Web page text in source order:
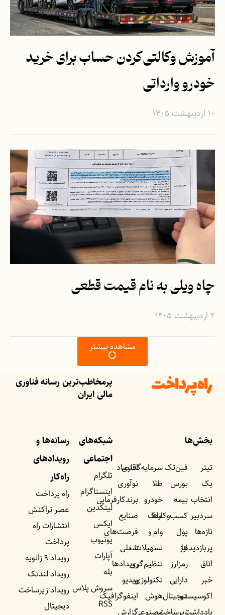
آموزش وکالتی‌کردن حساب برای خرید
خودرو وارداتی
۱۰ اردیبهشت ۱۴۰۵
چاه ویلی به نام قیمت قطعی
۲ اردیبهشت ۱۴۰۵
مشاهده بیشتر
پرمخاطب‌ترین رسانه فناوری
مالی ایران
بخش‌ها
تیتر
یک
انتخاب
سردبیر
تازه‌ها
پربازدید‌ها
اتاق
خبر
اکوسیستم
یادداشت‌
فین‌تک
بورس
بیمه
کسب‌وکار‌ها
پول
ارز
رمزارز
دارایی
دیجیتال
زیرساخت
سرمایه‌گذاری
طلا
خودرو
ملک
وام و
تسهیلات
تنظیم‌گری
تکنولوژی
هوش
مصنوعی
اقتصاد
نوآوری
برندکارفرمایی
صنایع
فرصت‌های
شغلی
رویداد‌ها
ویدیو
اینفوگرافیک
گزارش
شبکه‌های
اجتماعی
تلگرام
اینستاگرام
لینکدین
ایکس
یوتیوب
آپارات
بله
سروش پلاس
RSS
رسانه‌ها و
رویداد‌های
راه‌کار
راه پرداخت
عصر تراکنش
انتشارات راه
پرداخت
رویداد ۹ ژانویه
رویداد لندتک
رویداد زیرساخت
دیجیتال